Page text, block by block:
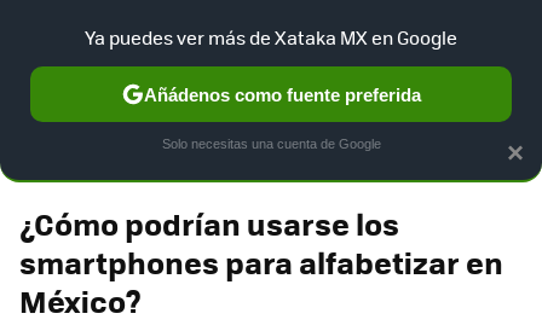
marca que se menciona
Telcel 4G LTE
¿Cómo podrían usarse los
smartphones para alfabetizar en
México?
×
Ya puedes ver más de Xataka MX en Google
Añádenos como fuente preferida
Solo necesitas una cuenta de Google